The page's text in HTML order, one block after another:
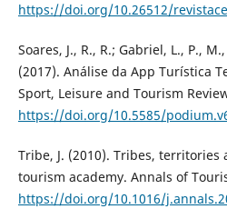
https://doi.org/10.26512/
Soares, J., R., R.; Gabriel, L., P.,
(2017). Análise da App Turística
Sport, Leisure and Tourism
https://doi.org/10.5585/
Tribe, J. (2010). Tribes,
tourism academy. Annals of
https://doi.org/10.1016/